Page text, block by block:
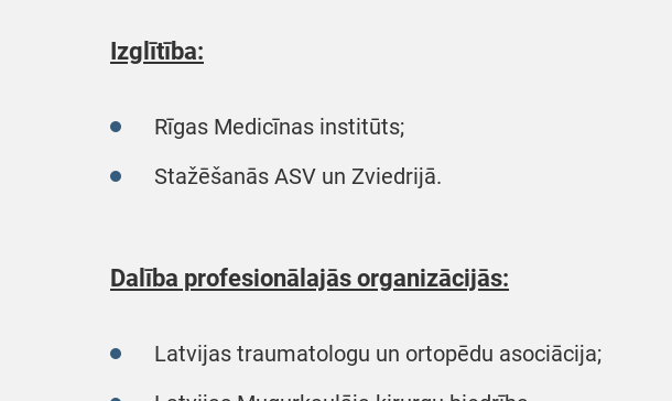
Izglītība:
Rīgas Medicīnas institūts;
Stažēšanās ASV un Zviedrijā.
Dalība profesionālajās organizācijās:
Latvijas traumatologu un ortopēdu asociācija;